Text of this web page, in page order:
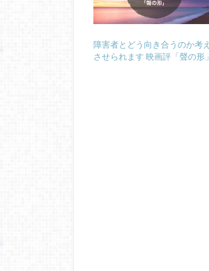
障害者とどう向き合うのか考え
させられます 映画評「聲の形」